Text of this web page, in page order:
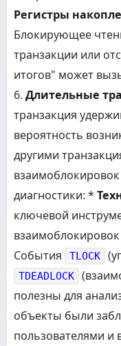
Регистры
Блокирующее
транзакции или
итогов" может
6. Длительные
транзакция
вероятность
другими
диагностики: *
ключевой
События
TLOCK
TDEADLOCK
полезны для
объекты были
пользователями и